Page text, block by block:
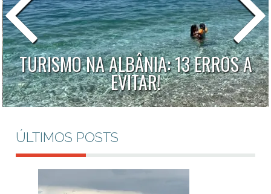
TURISMO NA ALBÂNIA: 13 ERROS A
EVITAR!
ÚLTIMOS POSTS